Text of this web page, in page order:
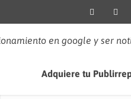
en google y ser
Adquiere tu